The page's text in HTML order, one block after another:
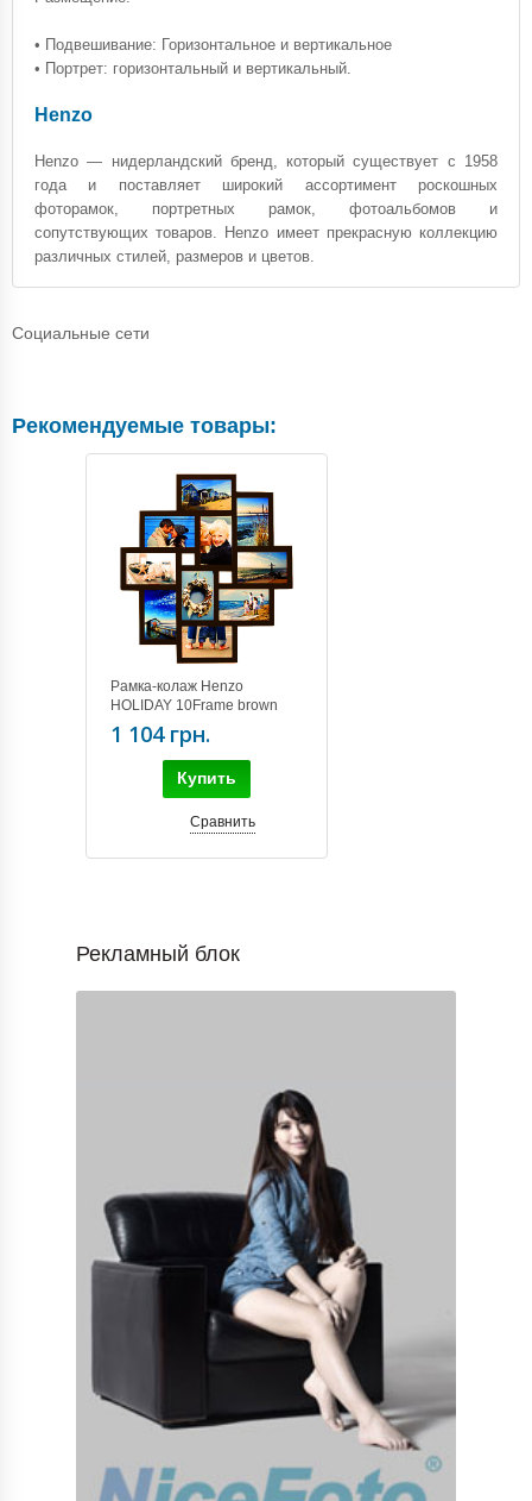
• Подвешивание: Горизонтальное и вертикальное
• Портрет: горизонтальный и вертикальный.
Henzo
Henzo — нидерландский бренд, который существует с 1958
года и поставляет широкий ассортимент роскошных
фоторамок, портретных рамок, фотоальбомов и
сопутствующих товаров. Henzo имеет прекрасную коллекцию
различных стилей, размеров и цветов.
Социальные сети
Рекомендуемые товары:
Рамка-колаж Henzo
HOLIDAY 10Frame brown
(6шт 15*10+4шт 10*15)
81.213.04
1 104 грн.
Купить
Сравнить
Рекламный блок